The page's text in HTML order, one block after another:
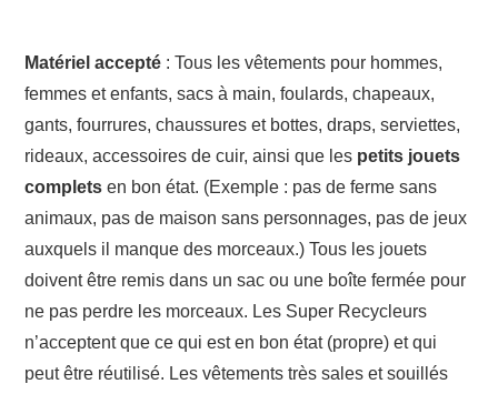
Matériel accepté : Tous les vêtements pour hommes,
femmes et enfants, sacs à main, foulards, chapeaux,
gants, fourrures, chaussures et bottes, draps, serviettes,
rideaux, accessoires de cuir, ainsi que les petits jouets
complets en bon état. (Exemple : pas de ferme sans
animaux, pas de maison sans personnages, pas de jeux
auxquels il manque des morceaux.) Tous les jouets
doivent être remis dans un sac ou une boîte fermée pour
ne pas perdre les morceaux. Les Super Recycleurs
n’acceptent que ce qui est en bon état (propre) et qui
peut être réutilisé. Les vêtements très sales et souillés